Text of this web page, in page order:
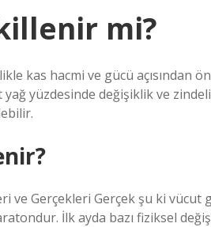
mi?
kas hacmi ve gücü açısından
yağ yüzdesinde değişiklik ve
ve Gerçekleri Gerçek şu ki vücut
İlk ayda bazı fiziksel